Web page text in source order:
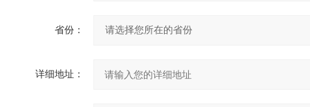
省份：
详细地址：